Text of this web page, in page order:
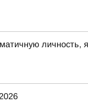
личность,